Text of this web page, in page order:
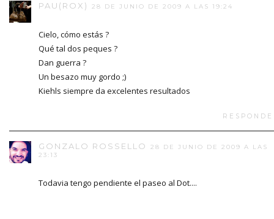
PAU(ROX) 28 DE JUNIO DE 2009 A LAS 19:24
Cielo, cómo estás ?
Qué tal dos peques ?
Dan guerra ?
Un besazo muy gordo ;)
Kiehls siempre da excelentes resultados
GONZALO ROSSELLO
28 DE JUNIO DE 2009 A LAS
23:13
Todavia tengo pendiente el paseo al Dot....